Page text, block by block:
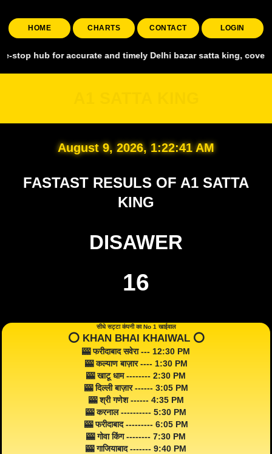
HOME CHARTS CONTACT LOGIN
for accurate and timely Delhi bazar satta king, covering all
August 9, 2026, 1:22:42 AM
FASTAST RESULS OF A1 SATTA
KING
DISAWER
16
सीधे सट्टा कंपनी का No 1 खाईवाल
⭕️ KHAN BHAI KHAIWAL ⭕️
🎰 फरीदाबाद सवेरा --- 12:30 PM
🎰 कल्याण बाज़ार ---- 1:30 PM
🎰 खाटू धाम -------- 2:30 PM
🎰 दिल्ली बाज़ार ------ 3:05 PM
🎰 श्री गणेश ------ 4:35 PM
🎰 करनाल ---------- 5:30 PM
🎰 फरीदाबाद --------- 6:05 PM
🎰 गोवा किंग -------- 7:30 PM
🎰 गाजियाबाद ------- 9:40 PM